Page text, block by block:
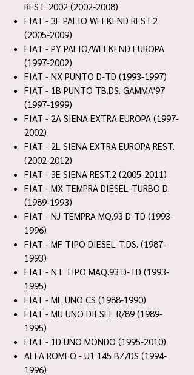
REST. 2002 (2002-2008)
FIAT - 3F PALIO WEEKEND REST.2
(2005-2009)
FIAT - PY PALIO/WEEKEND EUROPA
(1997-2002)
FIAT - NX PUNTO D-TD (1993-1997)
FIAT - 1B PUNTO TB.DS. GAMMA'97
(1997-1999)
FIAT - 2A SIENA EXTRA EUROPA (1997-
2002)
FIAT - 2L SIENA EXTRA EUROPA REST.
(2002-2012)
FIAT - 3E SIENA REST.2 (2005-2011)
FIAT - MX TEMPRA DIESEL-TURBO D.
(1989-1993)
FIAT - NJ TEMPRA MQ.93 D-TD (1993-
1996)
FIAT - MF TIPO DIESEL-T.DS. (1987-
1993)
FIAT - NT TIPO MAQ.93 D-TD (1993-
1995)
FIAT - ML UNO CS (1988-1990)
FIAT - MU UNO DIESEL R/89 (1989-
1995)
FIAT - 1D UNO MONDO (1995-2010)
ALFA ROMEO - U1 145 BZ/DS (1994-
1996)